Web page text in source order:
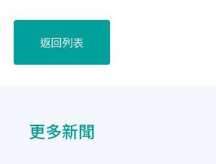
返回列表
更多新聞